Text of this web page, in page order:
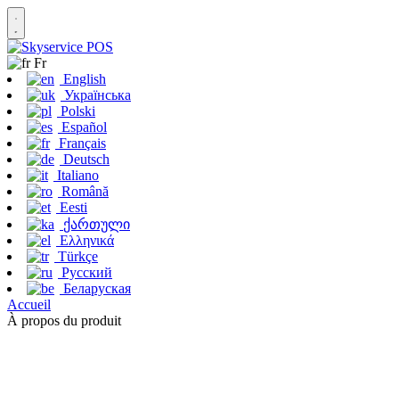
Fr
English
Українська
Polski
Español
Français
Deutsch
Italiano
Română
Eesti
ქართული
Ελληνικά
Türkçe
Русский
Беларуская
Accueil
À propos du produit